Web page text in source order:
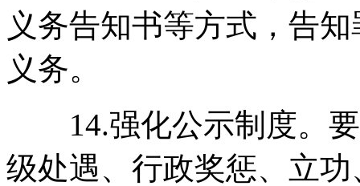
义务告知书等方式，告
义务。
14.强化公示制度。要
级处遇、行政奖惩、立